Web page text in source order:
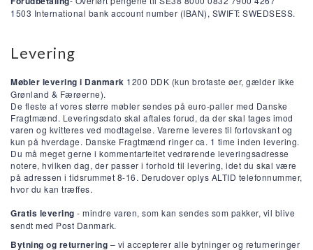
1503 International bank account number (IBAN), SWIFT: SWEDSESS.
Levering
Møbler levering i Danmark 1200 DDK (kun brofaste øer, gælder ikke
Grønland & Færøerne).
De fleste af vores større møbler sendes på euro-paller med Danske
Fragtmænd. Leveringsdato skal aftales forud, da der skal tages imod
varen og kvitteres ved modtagelse. Varerne leveres til fortovskant og
kun på hverdage. Danske Fragtmænd ringer ca. 1 time inden levering.
Du må meget gerne i kommentarfeltet vedrørende leveringsadresse
notere, hvilken dag, der passer i forhold til levering, idet du skal være
på adressen i tidsrummet 8-16. Derudover oplys ALTID telefonnummer,
hvor du kan træffes.
Gratis levering - mindre varen, som kan sendes som pakker, vil blive
sendt med Post Danmark.
Bytning og returnering – vi accepterer alle bytninger og returneringer